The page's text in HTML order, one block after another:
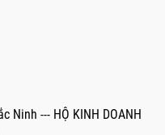
Ninh --- HỘ KINH DOANH